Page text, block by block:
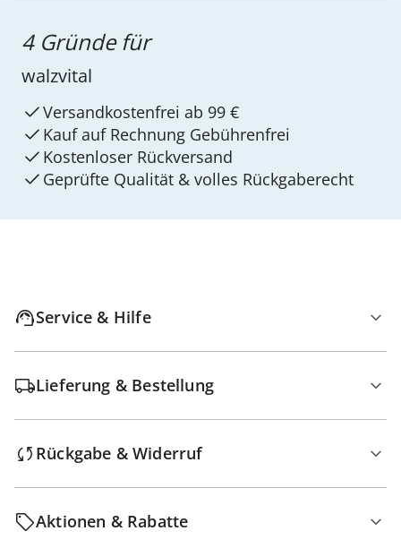
4 Gründe für
walzvital
Versandkostenfrei ab 99 €
Kauf auf Rechnung Gebührenfrei
Kostenloser Rückversand
Geprüfte Qualität & volles Rückgaberecht
Service & Hilfe
Lieferung & Bestellung
Rückgabe & Widerruf
Aktionen & Rabatte